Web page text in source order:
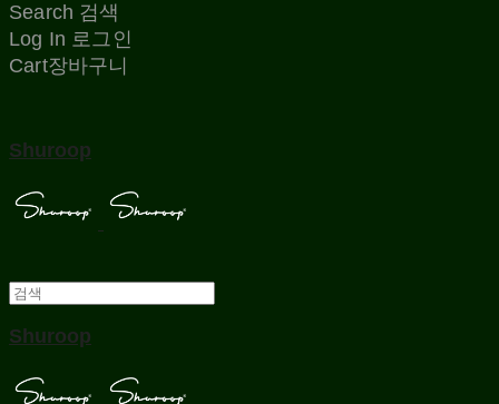
Search 검색
Log In 로그인
Cart장바구니
Shuroop
Shuroop